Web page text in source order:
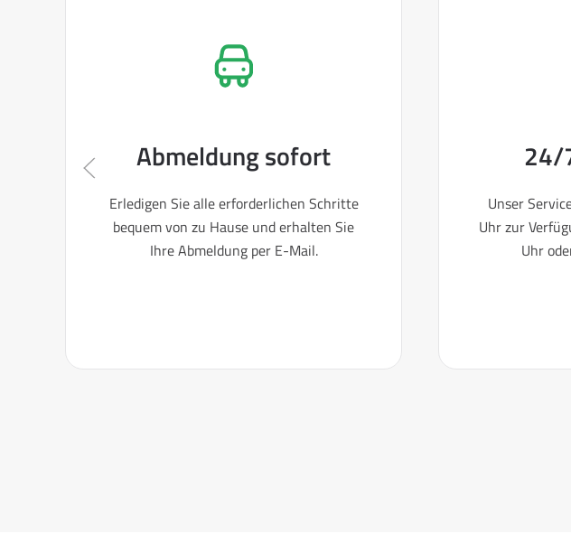
Abmeldung sofort
Erledigen Sie alle erforderlichen Schritte
bequem von zu Hause und erhalten Sie
Ihre Abmeldung per E-Mail.
24/
Unser
Uhr zur
Uhr